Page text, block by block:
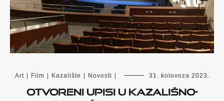
Art | Film | Kazalište | Novosti | 31. kolovoza 2023.
Otvoreni upisi u kazališno-